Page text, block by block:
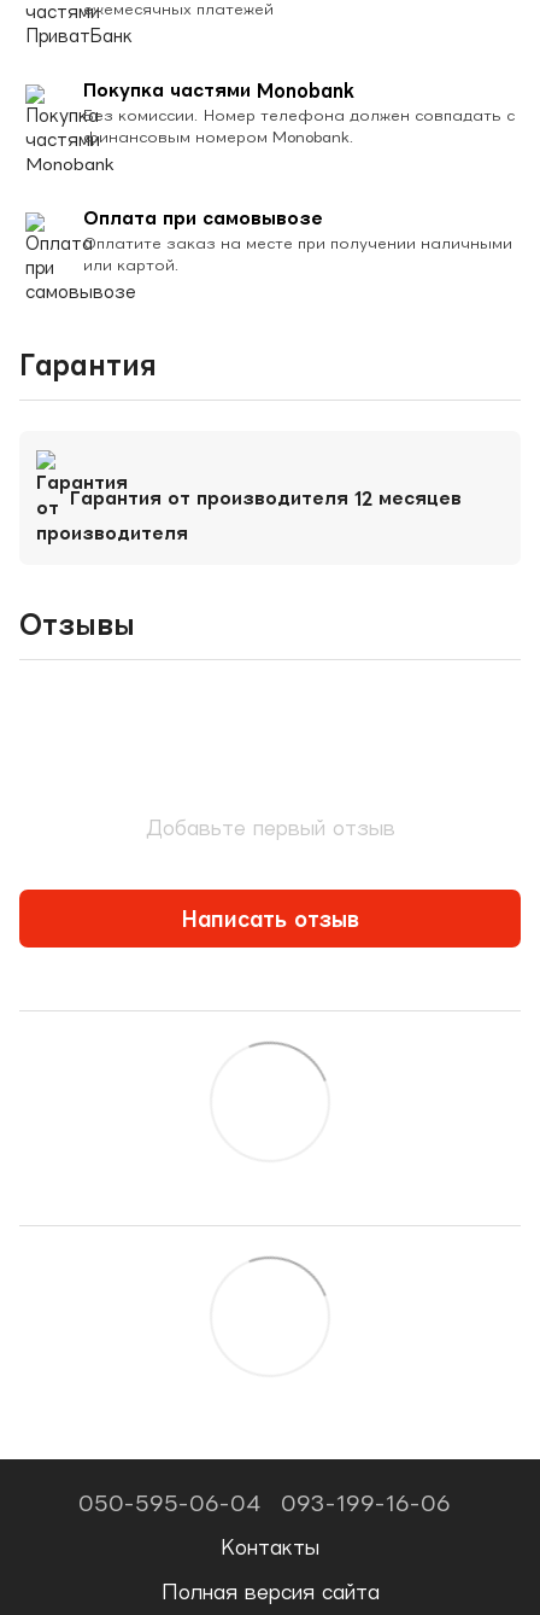
ежемесячных платежей
Покупка частями Monobank
Без комиссии. Номер телефона должен совпадать с
финансовым номером Monobank.
Оплата при самовывозе
Оплатите заказ на месте при получении наличными
или картой.
Гарантия
Гарантия от производителя 12 месяцев
Отзывы
Добавьте первый отзыв
Написать отзыв
050-595-06-04 093-199-16-06
Контакты
Полная версия сайта